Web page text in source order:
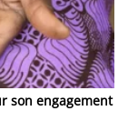
son engagement